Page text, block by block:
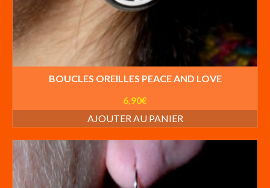
BOUCLES OREILLES PEACE AND LOVE
6,90€
AJOUTER AU PANIER